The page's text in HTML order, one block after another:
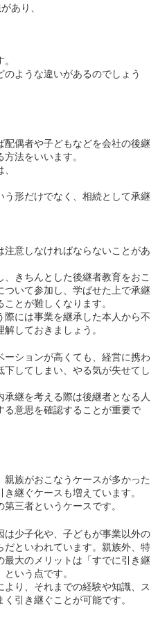
あり、
ような違いがあるのでしょう
偶者や子どもなどを会社の後継
法をいいます。
う形だけでなく、相続として承継
意しなければならないことがあ
きちんとした後継者教育をおこ
ついて参加し、学ばせた上で承継
とが難しくなります。
には事業を継承した本人から不
しておきましょう。
ションが高くても、経営に携わ
してしまい、やる気が失せてし
継を考える際は後継者となる人
る意思を確認することが重要で
族がおこなうケースが多かった
継ぐケースも増えています。
三者というケースです。
少子化や、子どもが事業以外の
といわれています。親族外、特
最大のメリットは「すでに引き継
いう点です。
り、それまでの経験や知識、ス
引き継ぐことが可能です。